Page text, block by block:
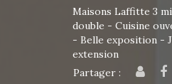
Maisons Laffitte 3
double - Cuisine
- Belle exposition -
extension
Partager :